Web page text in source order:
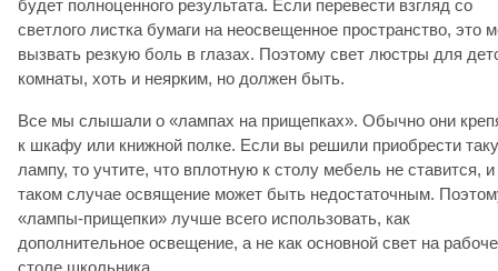
будет полноценного результата. Если перевести взгляд со
светлого листка бумаги на неосвещенное пространство, это
вызвать резкую боль в глазах. Поэтому свет люстры для
комнаты, хоть и неярким, но должен быть.
Все мы слышали о «лампах на прищепках». Обычно они
к шкафу или книжной полке. Если вы решили приобрести
лампу, то учтите, что вплотную к столу мебель не ставится, и
таком случае освящение может быть недостаточным.
«лампы-прищепки» лучше всего использовать, как
дополнительное освещение, а не как основной свет на
столе школьника.